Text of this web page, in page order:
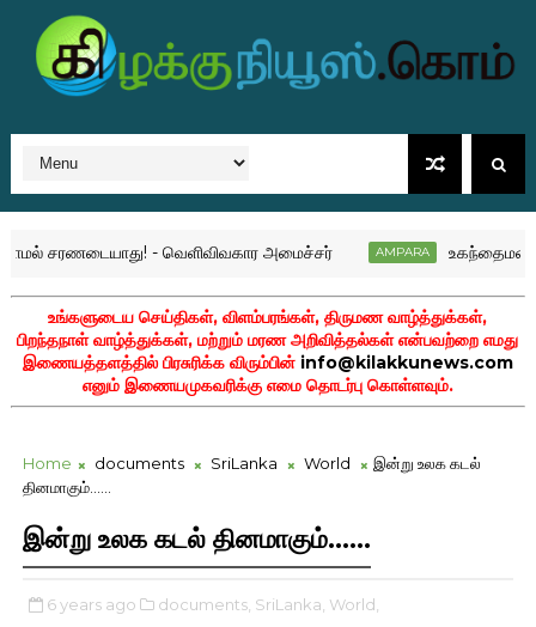
- வெளிவிவகார அமைச்சர் AMPARA உகந்தைமலை
உங்களுடைய செய்திகள், விளம்பரங்கள், திருமண வாழ்த்துக்கள்,
பிறந்தநாள் வாழ்த்துக்கள், மற்றும் மரண அறிவித்தல்கள் என்பவற்றை எமது
இணையத்தளத்தில் பிரசுரிக்க விரும்பின் info@kilakkunews.com
எனும் இணையமுகவரிக்கு எமை தொடர்பு கொள்ளவும்.
Home documents SriLanka World
இன்று உலக கடல்
தினமாகும்......
இன்று உலக கடல் தினமாகும்......
6 years ago documents, SriLanka, World,